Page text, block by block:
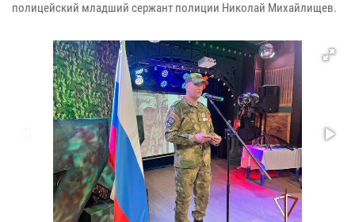
полицейский младший сержант полиции Николай Михайлищев.